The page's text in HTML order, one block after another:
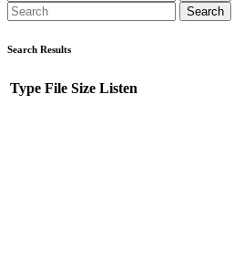
Search
Search Results
Type File Size Listen